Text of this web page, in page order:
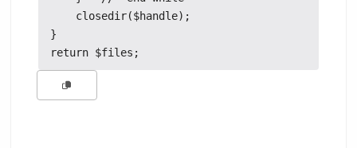
    closedir($handle);
}